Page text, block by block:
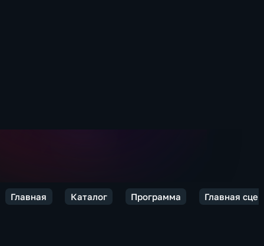
Главная Каталог Программа Главная